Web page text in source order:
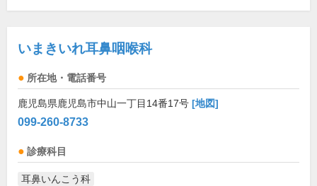
いまきいれ耳鼻咽喉科
所在地・電話番号
鹿児島県鹿児島市中山一丁目14番17号 [地図]
099-260-8733
診療科目
耳鼻いんこう科